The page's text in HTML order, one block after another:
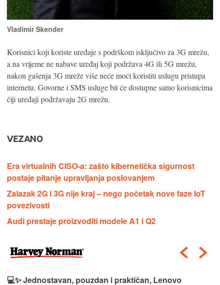
Vladimir Skender
Korisnici koji koriste uređaje s podrškom isključivo za 3G mrežu,
a na vrijeme ne nabave uređaj koji podržava 4G ili 5G mrežu,
nakon gašenja 3G mreže više neće moći koristiti uslugu pristupa
internetu. Govorne i SMS usluge bit će dostupne samo korisnicima
čiji uređaji podržavaju 2G mrežu.
VEZANO
Era virtualnih CISO-a: zašto kibernetička sigurnost
postaje pitanje upravljanja poslovanjem
Zalazak 2G i 3G nije kraj – nego početak nove faze IoT
povezivosti
Audi prestaje proizvoditi modele A1 i Q2
💻✨ Jednostavan, pouzdan i praktičan, Lenovo